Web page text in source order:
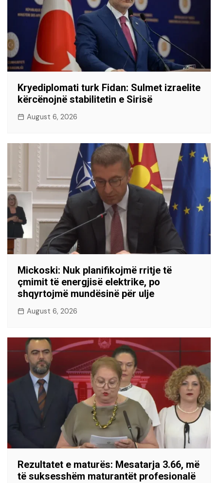
Kryediplomati turk Fidan: Sulmet izraelite
kërcënojnë stabilitetin e Sirisë
August 6, 2026
Mickoski: Nuk planifikojmë rritje të
çmimit të energjisë elektrike, po
shqyrtojmë mundësinë për ulje
August 6, 2026
Rezultatet e maturës: Mesatarja 3.66, më
të suksesshëm maturantët profesionalë